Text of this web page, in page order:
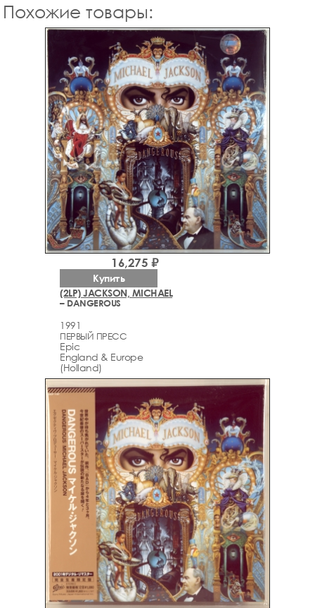
Похожие товары:
(2LP) JACKSON, MICHAEL
– DANGEROUS
1991
ПЕРВЫЙ ПРЕСС
Epic
England & Europe
(Holland)
16,275 ₽
Купить